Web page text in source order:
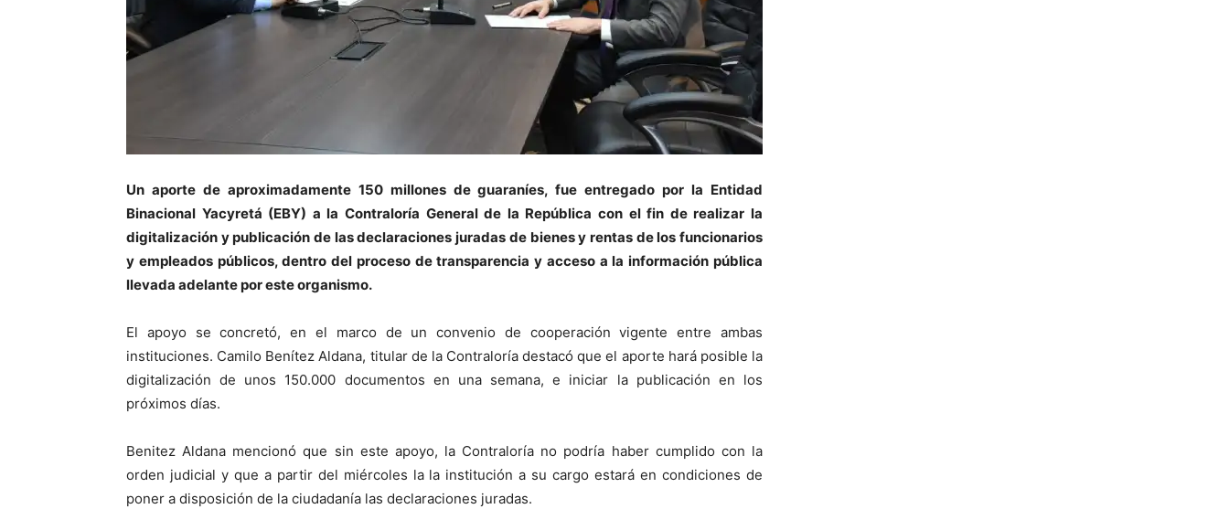
Un aporte de aproximadamente 150 millones de guaraníes, fue entregado por la Entidad
Binacional Yacyretá (EBY) a la Contraloría General de la República con el fin de realizar la
digitalización y publicación de las declaraciones juradas de bienes y rentas de los funcionarios
y empleados públicos, dentro del proceso de transparencia y acceso a la información pública
llevada adelante por este organismo.
El apoyo se concretó, en el marco de un convenio de cooperación vigente entre ambas
instituciones. Camilo Benítez Aldana, titular de la Contraloría destacó que el aporte hará posible la
digitalización de unos 150.000 documentos en una semana, e iniciar la publicación en los
próximos días.
Benitez Aldana mencionó que sin este apoyo, la Contraloría no podría haber cumplido con la
orden judicial y que a partir del miércoles la la institución a su cargo estará en condiciones de
poner a disposición de la ciudadanía las declaraciones juradas.